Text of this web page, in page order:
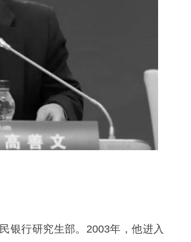
银行研究生部。2003年，他进入